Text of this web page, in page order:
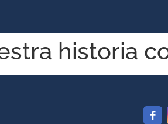
historia